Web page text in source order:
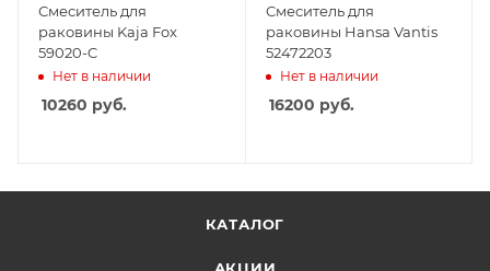
Смеситель для
раковины Kaja Fox
59020-C
Нет в наличии
10260 руб.
Смеситель для
раковины Hansa Vantis
52472203
Нет в наличии
16200 руб.
КАТАЛОГ